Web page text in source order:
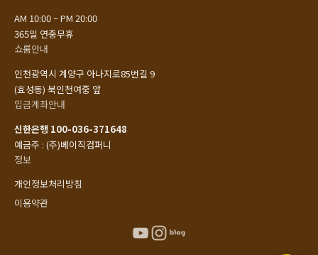
AM 10:00 ~ PM 20:00
365일 연중무휴
쇼룸안내
인천광역시 계양구 아나지로85번길 9
(효성동) 북인천여중 앞
입금계좌안내
신한은행 100-036-371648
예금주 : (주)베이직컴퍼니
정보
개인정보처리방침
이용약관